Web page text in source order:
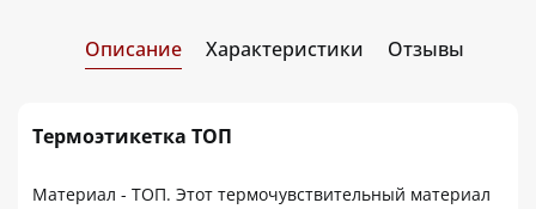
Описание Характеристики Отзывы
Термоэтикетка ТОП
Материал - ТОП. Этот термочувствительный материал